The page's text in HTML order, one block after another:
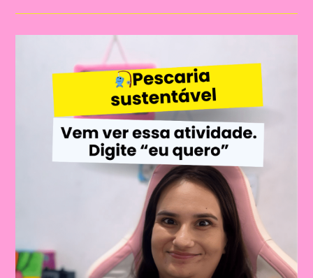
PRESERVAÇÃO